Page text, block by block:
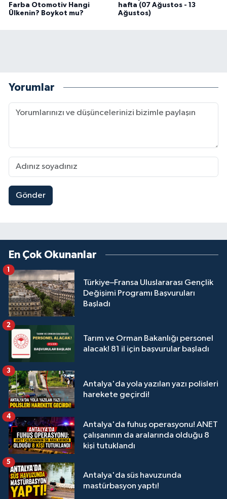
Farba Otomotiv Hangi
Ülkenin? Boykot mu?
hafta (07 Ağustos - 13
Ağustos)
Yorumlar
Gönder
En Çok Okunanlar
Türkiye–Fransa Uluslararası Gençlik
Değişimi Programı Başvuruları
Başladı
1
Tarım ve Orman Bakanlığı personel
alacak! 81 il için başvurular başladı
2
Antalya'da yola yazılan yazı polisleri
harekete geçirdi!
3
Antalya'da fuhuş operasyonu! ANET
çalışanının da aralarında olduğu 8
kişi tutuklandı
4
Antalya'da süs havuzunda
mastürbasyon yaptı!
5